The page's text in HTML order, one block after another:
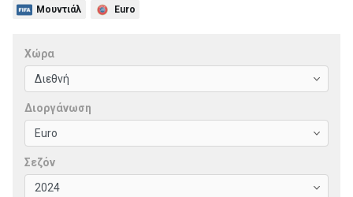
Μουντιάλ Euro
Χώρα
Διοργάνωση
Σεζόν